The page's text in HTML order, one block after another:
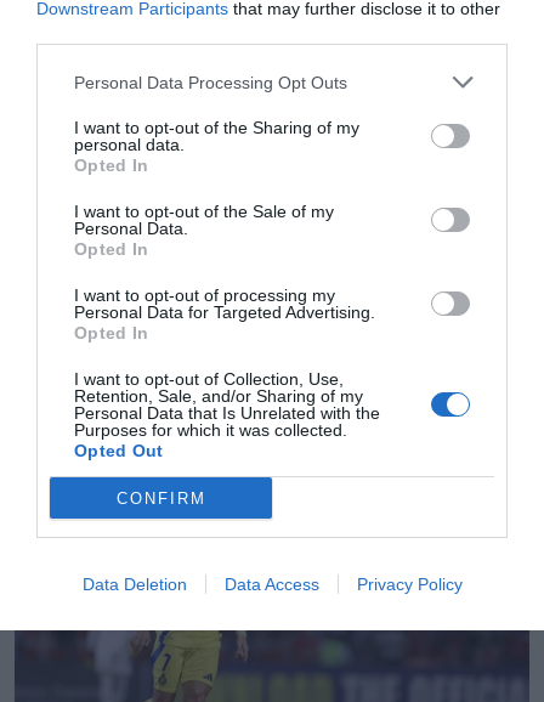
Downstream Participants that may further disclose it to other
Personal Data Processing Opt Outs
I want to opt-out of the Sharing of my
personal data.
Opted In
I want to opt-out of the Sale of my
Personal Data.
Opted In
I want to opt-out of processing my
Personal Data for Targeted Advertising.
Opted In
I want to opt-out of Collection, Use,
Retention, Sale, and/or Sharing of my
Personal Data that Is Unrelated with the
Purposes for which it was collected.
Opted Out
CONFIRM
Data Deletion Data Access Privacy Policy
El PGA Tour estanca su negocio y pierde 60
millones de euros en plena guerra con el LIV Golf
en 2023